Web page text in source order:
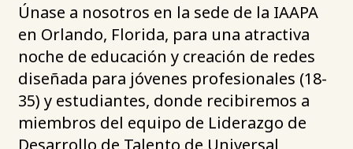
Únase a nosotros en la sede de la IAAPA
en Orlando, Florida, para una atractiva
noche de educación y creación de redes
diseñada para jóvenes profesionales (18-
35) y estudiantes, donde recibiremos a
miembros del equipo de Liderazgo de
Desarrollo de Talento de Universal